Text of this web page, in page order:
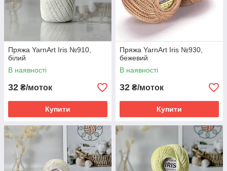
Пряжа YarnArt Iris №910,
білий
В наявності
32 ₴/моток
Купити
Пряжа YarnArt Iris №930,
бежевий
В наявності
32 ₴/моток
Купити